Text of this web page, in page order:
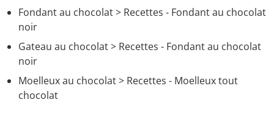
Fondant au chocolat> Recettes - Fondant au chocolat
noir
Gateau au chocolat> Recettes - Fondant au chocolat
noir
Moelleux au chocolat> Recettes - Moelleux tout
chocolat